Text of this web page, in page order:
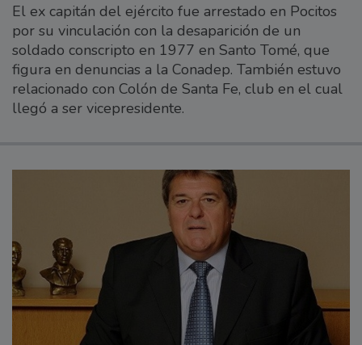
El ex capitán del ejército fue arrestado en Pocitos
por su vinculación con la desaparición de un
soldado conscripto en 1977 en Santo Tomé, que
figura en denuncias a la Conadep. También estuvo
relacionado con Colón de Santa Fe, club en el cual
llegó a ser vicepresidente.